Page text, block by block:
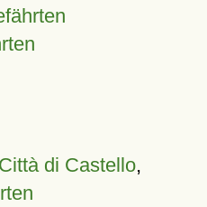
di Castello,